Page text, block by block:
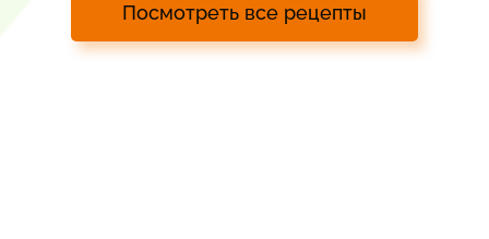
Посмотреть все рецепты